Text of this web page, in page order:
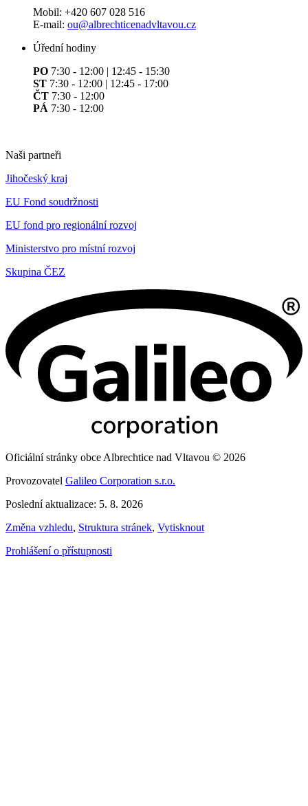
Mobil: +420 607 028 516
E-mail: ou@albrechticenadvltavou.cz
Úřední hodiny
PO 7:30 - 12:00 | 12:45 - 15:30
ST 7:30 - 12:00 | 12:45 - 17:00
ČT 7:30 - 12:00
PÁ 7:30 - 12:00
Naši partneři
Jihočeský kraj
EU Fond soudržnosti
EU fond pro regionální rozvoj
Ministerstvo pro místní rozvoj
Skupina ČEZ
Oficiální stránky obce Albrechtice nad Vltavou © 2026
Provozovatel Galileo Corporation s.r.o.
Poslední aktualizace: 5. 8. 2026
Změna vzhledu, Struktura stránek, Vytisknout
Prohlášení o přístupnosti